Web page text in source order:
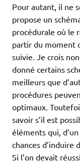
Pour autant, il ne
propose un
procédurale où le
partir du moment
suivie. Je crois
donné certains
meilleurs que
procédures
optimaux.
savoir s’il est
éléments qui,
chances d’induire
Si l’on devait